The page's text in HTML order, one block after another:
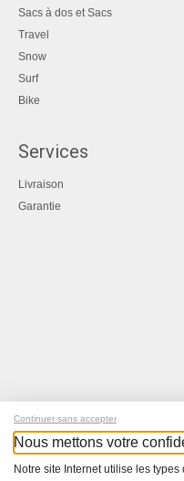
Sacs à dos et Sacs
Travel
Snow
Surf
Bike
Services
Livraison
Garantie
Continuer sans accepter
Nous mettons votre
Notre site Internet utilise les